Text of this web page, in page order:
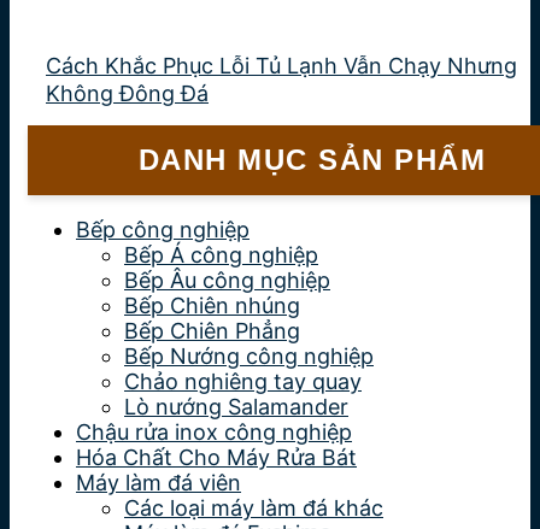
Cách Khắc Phục Lỗi Tủ Lạnh Vẫn Chạy Nhưng
Không Đông Đá
DANH MỤC SẢN PHẨM
Bếp công nghiệp
Bếp Á công nghiệp
Bếp Âu công nghiệp
Bếp Chiên nhúng
Bếp Chiên Phẳng
Bếp Nướng công nghiệp
Chảo nghiêng tay quay
Lò nướng Salamander
Chậu rửa inox công nghiệp
Hóa Chất Cho Máy Rửa Bát
Máy làm đá viên
Các loại máy làm đá khác